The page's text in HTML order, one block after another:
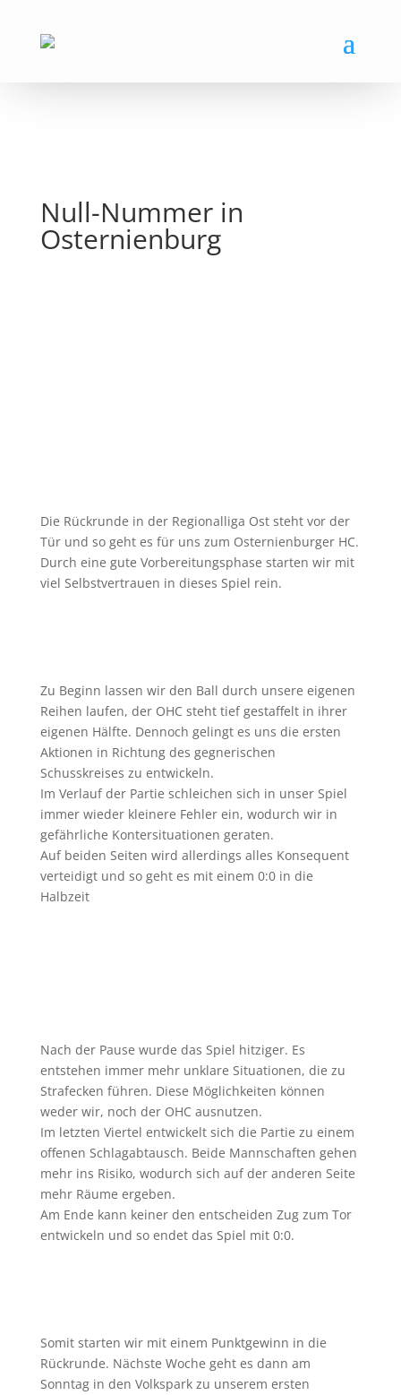
Null-Nummer in
Osternienburg
Die Rückrunde in der Regionalliga Ost steht vor der
Tür und so geht es für uns zum Osternienburger HC.
Durch eine gute Vorbereitungsphase starten wir mit
viel Selbstvertrauen in dieses Spiel rein.
Zu Beginn lassen wir den Ball durch unsere eigenen
Reihen laufen, der OHC steht tief gestaffelt in ihrer
eigenen Hälfte. Dennoch gelingt es uns die ersten
Aktionen in Richtung des gegnerischen
Schusskreises zu entwickeln.
Im Verlauf der Partie schleichen sich in unser Spiel
immer wieder kleinere Fehler ein, wodurch wir in
gefährliche Kontersituationen geraten.
Auf beiden Seiten wird allerdings alles Konsequent
verteidigt und so geht es mit einem 0:0 in die
Halbzeit
Nach der Pause wurde das Spiel hitziger. Es
entstehen immer mehr unklare Situationen, die zu
Strafecken führen. Diese Möglichkeiten können
weder wir, noch der OHC ausnutzen.
Im letzten Viertel entwickelt sich die Partie zu einem
offenen Schlagabtausch. Beide Mannschaften gehen
mehr ins Risiko, wodurch sich auf der anderen Seite
mehr Räume ergeben.
Am Ende kann keiner den entscheiden Zug zum Tor
entwickeln und so endet das Spiel mit 0:0.
Somit starten wir mit einem Punktgewinn in die
Rückrunde. Nächste Woche geht es dann am
Sonntag in den Volkspark zu unserem ersten